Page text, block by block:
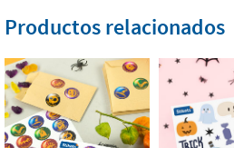
Productos relacionados